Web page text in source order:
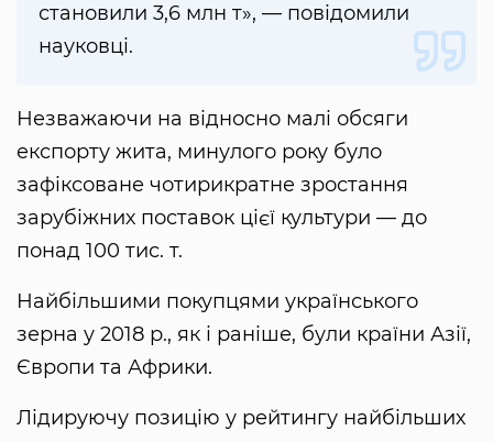
становили 3,6 млн т», — повідомили
науковці.
Незважаючи на відносно малі обсяги
експорту жита, минулого року було
зафіксоване чотирикратне зростання
зарубіжних поставок цієї культури — до
понад 100 тис. т.
Найбільшими покупцями українського
зерна у 2018 р., як і раніше, були країни Азії,
Європи та Африки.
Лідируючу позицію у рейтингу найбільших